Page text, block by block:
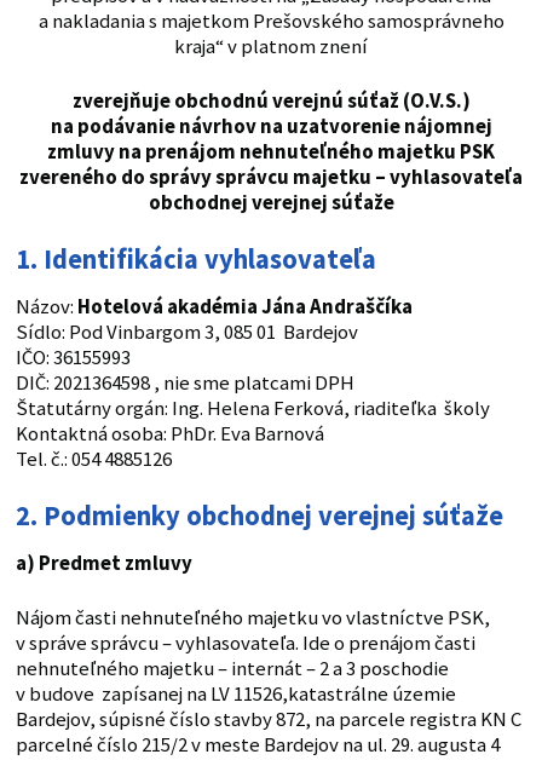
a nakladania s majetkom Prešovského samosprávneho
kraja“ v platnom znení
zverejňuje obchodnú verejnú súťaž (O.V.S.)
na podávanie návrhov na uzatvorenie nájomnej
zmluvy na prenájom nehnuteľného majetku PSK
zvereného do správy správcu majetku – vyhlasovateľa
obchodnej verejnej súťaže
1. Identifikácia vyhlasovateľa
Názov: Hotelová akadémia Jána Andraščíka
Sídlo: Pod Vinbargom 3, 085 01 Bardejov
IČO: 36155993
DIČ: 2021364598 , nie sme platcami DPH
Štatutárny orgán: Ing. Helena Ferková, riaditeľka školy
Kontaktná osoba: PhDr. Eva Barnová
Tel. č.: 054 4885126
2. Podmienky obchodnej verejnej súťaže
a) Predmet zmluvy
Nájom časti nehnuteľného majetku vo vlastníctve PSK,
v správe správcu – vyhlasovateľa. Ide o prenájom časti
nehnuteľného majetku – internát – 2 a 3 poschodie
v budove zapísanej na LV 11526,katastrálne územie
Bardejov, súpisné číslo stavby 872, na parcele registra KN C
parcelné číslo 215/2 v meste Bardejov na ul. 29. augusta 4